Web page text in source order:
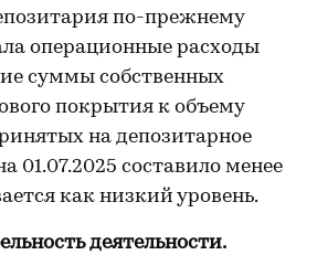
по-прежнему
операционные расходы
суммы собственных
покрытия к объему
на депозитарное
01.07.2025 составило менее
как низкий уровень.
деятельности.